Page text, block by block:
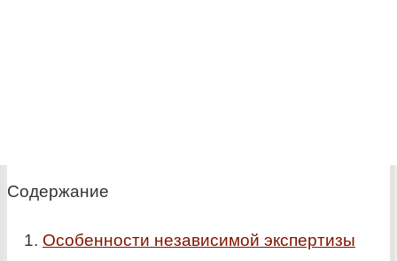
Содержание
Особенности независимой экспертизы